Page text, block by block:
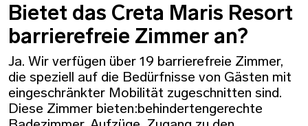
Bietet das Creta Maris Resort
barrierefreie Zimmer an?
Ja. Wir verfügen über 19 barrierefreie Zimmer,
die speziell auf die Bedürfnisse von Gästen mit
eingeschränkter Mobilität zugeschnitten sind.
Diese Zimmer bieten:behindertengerechte